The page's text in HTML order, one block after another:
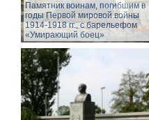
Памятник воинам, погибшим в
годы Первой мировой войны
1914-1918 гг., с барельефом
«Умирающий боец»